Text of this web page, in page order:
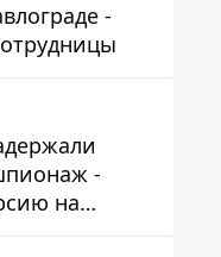
-
-
на